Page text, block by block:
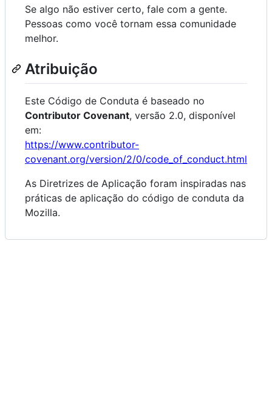
Se algo não estiver certo, fale com a gente.
Pessoas como você tornam essa comunidade
melhor.
Atribuição
Este Código de Conduta é baseado no
Contributor Covenant, versão 2.0, disponível
em:
https://www.contributor-
covenant.org/version/2/0/code_of_conduct.html
As Diretrizes de Aplicação foram inspiradas nas
práticas de aplicação do código de conduta da
Mozilla.